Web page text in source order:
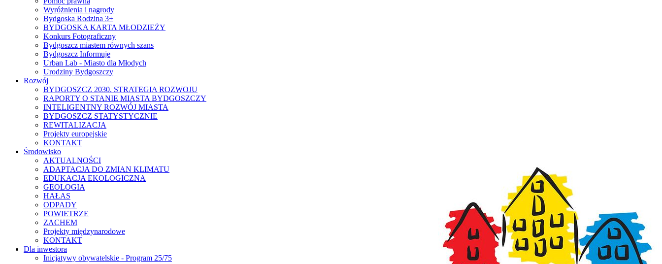
Wyróżnienia i nagrody
Bydgoska Rodzina 3+
BYDGOSKA KARTA MŁODZIEŻY
Konkurs Fotograficzny
Bydgoszcz miastem równych szans
Bydgoszcz Informuje
Urban Lab - Miasto dla Młodych
Urodziny Bydgoszczy
Rozwój
BYDGOSZCZ 2030. STRATEGIA ROZWOJU
RAPORTY O STANIE MIASTA BYDGOSZCZY
INTELIGENTNY ROZWÓJ MIASTA
BYDGOSZCZ STATYSTYCZNIE
REWITALIZACJA
Projekty europejskie
KONTAKT
Środowisko
AKTUALNOŚCI
ADAPTACJA DO ZMIAN KLIMATU
EDUKACJA EKOLOGICZNA
GEOLOGIA
HAŁAS
ODPADY
POWIETRZE
ZACHEM
Projekty międzynarodowe
KONTAKT
Dla inwestora
Inicjatywy obywatelskie - Program 25/75